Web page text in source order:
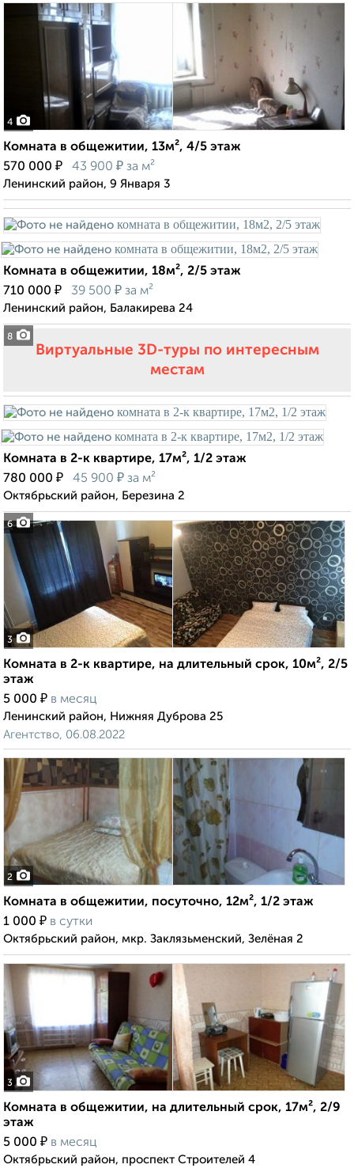
4
Комната в общежитии, 13м², 4/5 этаж
570 000 ₽ 43 900 ₽ за м²
Ленинский район, 9 Января 3
8
Комната в общежитии, 18м², 2/5 этаж
710 000 ₽ 39 500 ₽ за м²
Ленинский район, Балакирева 24
Виртуальные 3D-туры по интересным
местам
6
Комната в 2-к квартире, 17м², 1/2 этаж
780 000 ₽ 45 900 ₽ за м²
Октябрьский район, Березина 2
3
Комната в 2-к квартире, на длительный срок, 10м², 2/5
этаж
5 000 ₽ в месяц
Ленинский район, Нижняя Дуброва 25
Агентство, 06.08.2022
2
Комната в общежитии, посуточно, 12м², 1/2 этаж
1 000 ₽ в сутки
Октябрьский район, мкр. Заклязьменский, Зелёная 2
3
Комната в общежитии, на длительный срок, 17м², 2/9
этаж
5 000 ₽ в месяц
Октябрьский район, проспект Строителей 4